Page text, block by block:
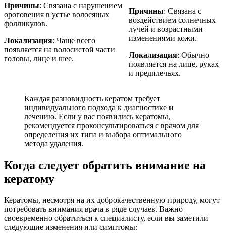
Причины: Связана с нарушением
ороговения в устье волосяных
фолликулов.
Локализация: Чаще всего
появляется на волосистой части
головы, лице и шее.
Причины: Связана с
воздействием солнечных
лучей и возрастными
изменениями кожи.
Локализация: Обычно
появляется на лице, руках
и предплечьях.
Каждая разновидность кератом требует
индивидуального подхода к диагностике и
лечению. Если у вас появились кератомы,
рекомендуется проконсультироваться с врачом для
определения их типа и выбора оптимального
метода удаления.
Когда следует обратить внимание на
кератому
Кератомы, несмотря на их доброкачественную природу, могут
потребовать внимания врача в ряде случаев. Важно
своевременно обратиться к специалисту, если вы заметили
следующие изменения или симптомы: